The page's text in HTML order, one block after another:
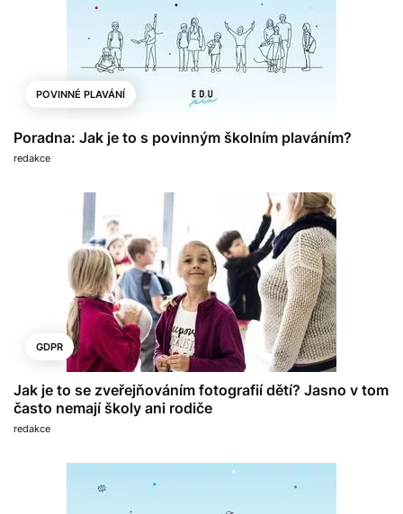
POVINNÉ PLAVÁNÍ
Poradna: Jak je to s povinným školním plaváním?
redakce
GDPR
Jak je to se zveřejňováním fotografií dětí? Jasno v tom
často nemají školy ani rodiče
redakce